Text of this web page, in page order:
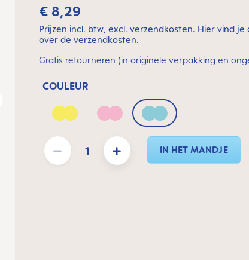
€ 8,29
Prijzen incl. btw, excl. verzendkosten. Hier vind
over de verzendkosten.
Gratis retourneren (in originele verpakking en
COULEUR
Peach Quartz Rose
Sage
Producthoeveelheid: Voer de gewenste hoeveelheid in of
IN HET MANDJE